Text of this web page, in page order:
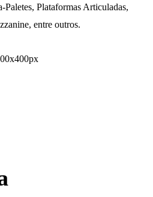
Paletes, Plataformas Articuladas,
entre outros.